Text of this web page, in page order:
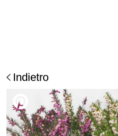
Indietro